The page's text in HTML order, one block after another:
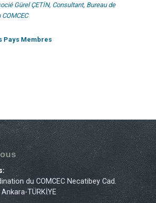
Gürel ÇETİN, Consultant, Bureau de
Pays Membres
du COMCEC Necatibey Cad.
TÜRKİYE